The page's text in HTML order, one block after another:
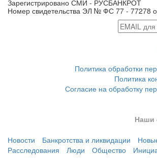
Политика обработки
Политика
Согласие на обработку
Расследования
Люди Общество
Copyight ©
18+